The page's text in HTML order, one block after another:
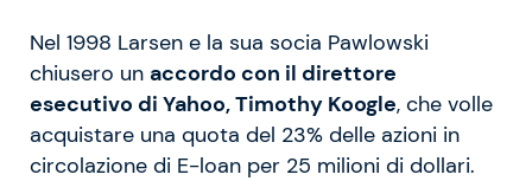
Nel 1998 Larsen e la sua socia Pawlowski
chiusero un accordo con il direttore
esecutivo di Yahoo, Timothy Koogle, che volle
acquistare una quota del 23% delle azioni in
circolazione di E-loan per 25 milioni di dollari.